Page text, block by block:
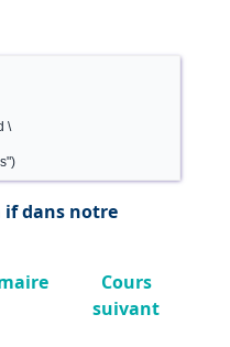
\
if dans notre
Cours
suivant